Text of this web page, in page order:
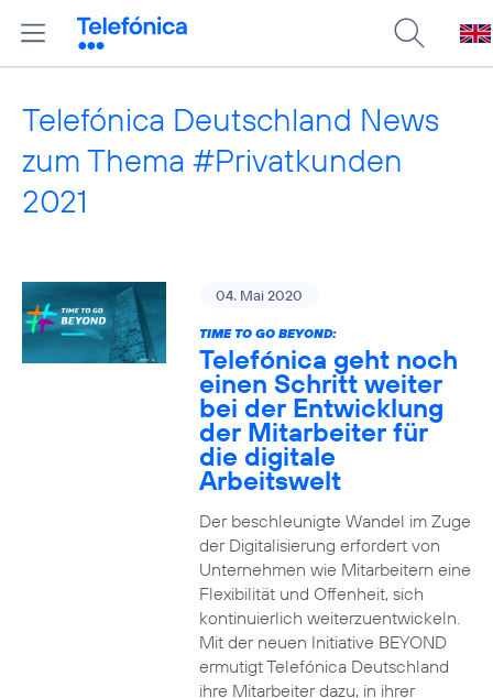
Telefónica Deutschland News
zum Thema #Privatkunden
2021
04. Mai 2020
TIME TO GO BEYOND:
Telefónica geht noch
einen Schritt weiter
bei der Entwicklung
der Mitarbeiter für
die digitale
Arbeitswelt
Der beschleunigte Wandel im Zuge
der Digitalisierung erfordert von
Unternehmen wie Mitarbeitern eine
Flexibilität und Offenheit, sich
kontinuierlich weiterzuentwickeln.
Mit der neuen Initiative BEYOND
ermutigt Telefónica Deutschland
ihre Mitarbeiter dazu, in ihrer